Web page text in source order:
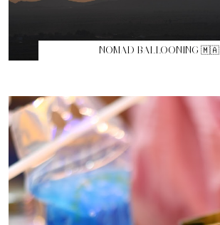
NOMAD BALLOONING 🇲🇦
TOP MARQUES 2025